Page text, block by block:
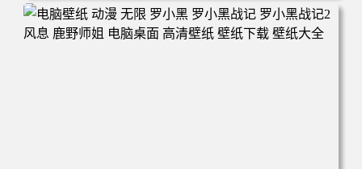
电脑壁纸 柯南和小兰背靠背 夕阳 日落 4K动漫壁纸 电脑桌
面 高清壁纸 壁纸下载 壁纸大全